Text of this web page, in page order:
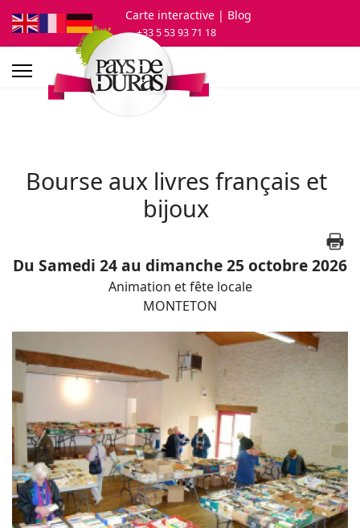
Carte interactive| Blog
+33 5 53 93 71 18
Bourse aux livres français et
bijoux
Du Samedi 24 au dimanche 25 octobre 2026
Animation et fête locale
MONTETON